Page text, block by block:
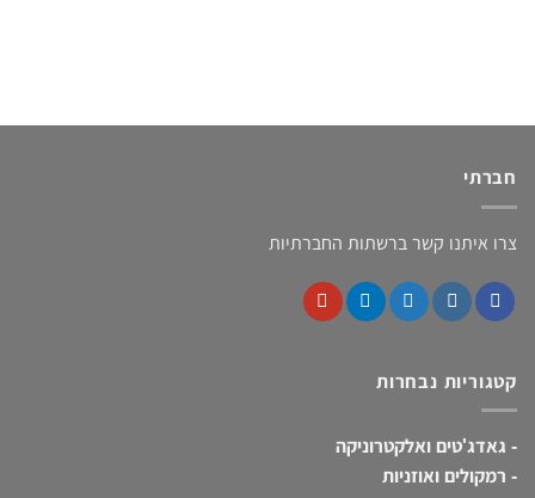
חברתי
צרו איתנו קשר ברשתות החברתיות
קטגוריות נבחרות
- גאדג'טים ואלקטרוניקה
- רמקולים ואוזניות